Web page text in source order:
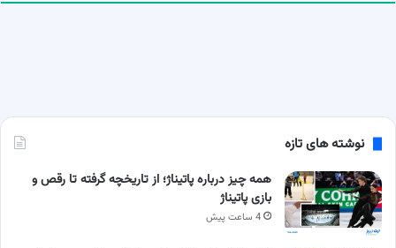
نوشته های تازه
همه چیز درباره پاتیناژ؛ از تاریخچه گرفته تا رقص و
بازی پاتیناژ
4 ساعت پیش